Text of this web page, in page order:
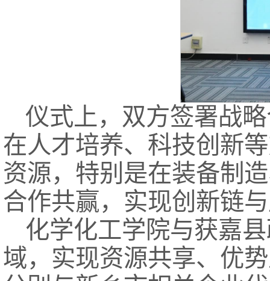
仪式上，双方签署战
在人才培养、科技创新
资源，特别是在装备制
合作共赢，实现创新链
化学化工学院与获嘉
域，实现资源共享、优